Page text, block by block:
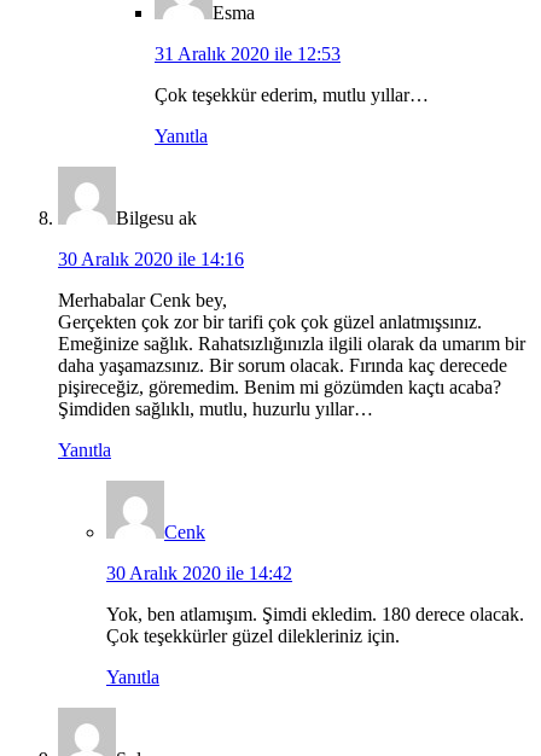
Esma
31 Aralık 2020 ile 12:53
Çok teşekkür ederim, mutlu yıllar…
Yanıtla
Bilgesu ak
30 Aralık 2020 ile 14:16
Merhabalar Cenk bey,
Gerçekten çok zor bir tarifi çok çok güzel anlatmışsınız.
Emeğinize sağlık. Rahatsızlığınızla ilgili olarak da umarım bir
daha yaşamazsınız. Bir sorum olacak. Fırında kaç derecede
pişireceğiz, göremedim. Benim mi gözümden kaçtı acaba?
Şimdiden sağlıklı, mutlu, huzurlu yıllar…
Yanıtla
Cenk
30 Aralık 2020 ile 14:42
Yok, ben atlamışım. Şimdi ekledim. 180 derece olacak.
Çok teşekkürler güzel dilekleriniz için.
Yanıtla